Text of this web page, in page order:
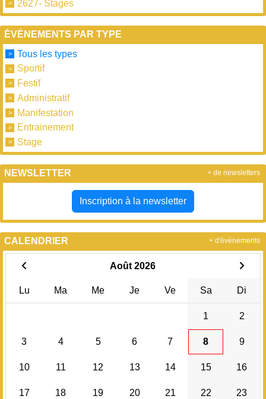
2627- Stages
ÉVÉNEMENTS PAR TYPE
Tous les types
Sportif
Festif
Administratif
Manifestation
Entrainement
Stage
NEWSLETTER
Inscription à la newsletter
+ de newsletters
CALENDRIER
Août 2026
Lu Ma Me Je Ve Sa Di
1 2
3 4 5 6 7 8 9
10 11 12 13 14 15 16
17 18 19 20 21 22 23
+ d'évènements